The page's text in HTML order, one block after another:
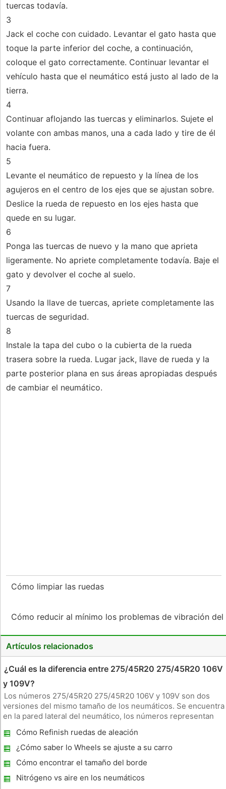
tuercas todavía.
3
Jack el coche con cuidado. Levantar el gato hasta que
toque la parte inferior del coche, a continuación,
coloque el gato correctamente. Continuar levantar el
vehículo hasta que el neumático está justo al lado de la
tierra.
4
Continuar aflojando las tuercas y eliminarlos. Sujete el
volante con ambas manos, una a cada lado y tire de él
hacia fuera.
5
Levante el neumático de repuesto y la línea de los
agujeros en el centro de los ejes que se ajustan sobre.
Deslice la rueda de repuesto en los ejes hasta que
quede en su lugar.
6
Ponga las tuercas de nuevo y la mano que aprieta
ligeramente. No apriete completamente todavía. Baje el
gato y devolver el coche al suelo.
7
Usando la llave de tuercas, apriete completamente las
tuercas de seguridad.
8
Instale la tapa del cubo o la cubierta de la rueda
trasera sobre la rueda. Lugar jack, llave de rueda y la
parte posterior plana en sus áreas apropiadas después
de cambiar el neumático.
Cómo limpiar las ruedas
Cómo reducir al mínimo los problemas de vibración
Artículos relacionados
¿Cuál es la diferencia entre 275/45R20 275/45R20 106V
y 109V?
Los números 275/45R20 275/45R20 106V y 109V son dos
versiones del mismo tamaño de los neumáticos. Se encuentra
en la pared lateral del neumático, los números representan
que cubre alrededor de la llanta de la rueda de un automóvil,
lo que es
Cómo Refinish ruedas de aleación
¿Cómo saber lo Wheels se ajuste a su carro
Cómo encontrar el tamaño del borde
derecho de un Pontiac G6
Nitrógeno vs aire en los neumáticos